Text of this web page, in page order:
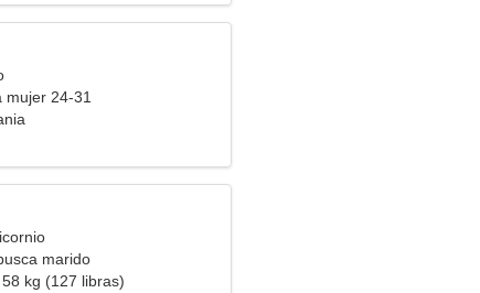
mujer 24-31
marido
kg (127 libras)